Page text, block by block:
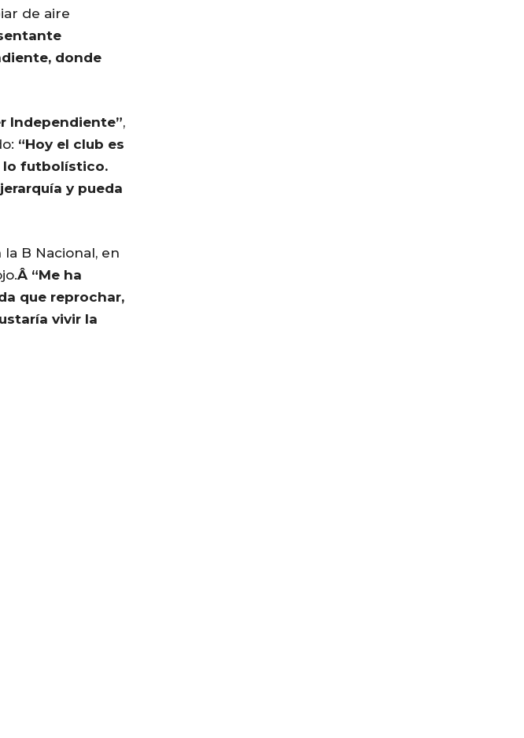
de aire
donde
Independiente”,
“Hoy el club es
lo futbolístico.
y pueda
B Nacional, en
Â “Me ha
que reprochar,
vivir la